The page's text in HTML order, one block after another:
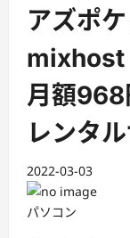
アズポ
mixhost
月額968
レンタ
2022-03-03
パソコン